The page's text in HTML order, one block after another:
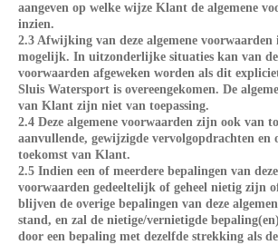
aangeven op welke wijze Klant de algemene
inzien.
2.3 Afwijking van deze algemene voorwaarden
mogelijk. In uitzonderlijke situaties kan van de
voorwaarden afgeweken worden als dit
Sluis Watersport is overeengekomen. De
van Klant zijn niet van toepassing.
2.4 Deze algemene voorwaarden zijn ook van
aanvullende, gewijzigde vervolgopdrachten en
toekomst van Klant.
2.5 Indien een of meerdere bepalingen van
voorwaarden gedeeltelijk of geheel nietig zijn
blijven de overige bepalingen van deze
stand, en zal de nietige/vernietigde
door een bepaling met dezelfde strekking als